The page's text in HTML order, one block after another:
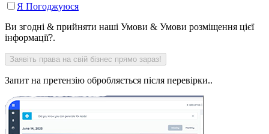
Я Погоджуюся
Ви згодні & прийняти наші Умови & Умови розміщення цієї
інформації?.
Запит на претензію обробляється після перевірки..